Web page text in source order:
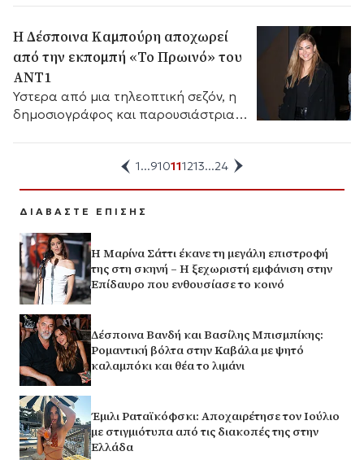
Η Δέσποινα Καμπούρη αποχωρεί
από την εκπομπή «Το Πρωινό» του
ΑΝΤ1
Ύστερα από μια τηλεοπτική σεζόν, η
δημοσιογράφος και παρουσιάστρια
ΔΙΑΒΑΣΤΕ ΕΠΙΣΗΣ
Η Μαρίνα Σάττι έκανε τη μεγάλη επιστροφή
της στη σκηνή – Η ξεχωριστή εμφάνιση στην
Επίδαυρο που ενθουσίασε το κοινό
Δέσποινα Βανδή και Βασίλης Μπισμπίκης:
Ρομαντική βόλτα στην Καβάλα με ψητό
καλαμπόκι και θέα το λιμάνι
Έμιλι Ραταϊκόφσκι: Αποχαιρέτησε τον Ιούλιο
με στιγμιότυπα από τις διακοπές της στην
Ελλάδα
1...910111213...24